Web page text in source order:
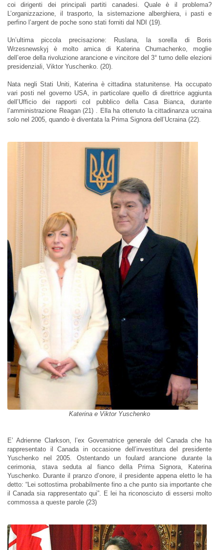
coi dirigenti dei principali partiti canadesi. Quale è il problema?
L’organizzazione, il trasporto, la sistemazione alberghiera, i pasti e
perfino l’argent de poche sono stati forniti dal NDI (19).
Un’ultima piccola precisazione: Ruslana, la sorella di Boris
Wrzesnewskyj è molto amica di Katerina Chumachenko, moglie
dell’eroe della rivoluzione arancione e vincitore del 3° turno delle elezioni
presidenziali, Viktor Yuschenko. (20).
Nata negli Stati Uniti, Katerina è cittadina statunitense. Ha occupato
vari posti nel governo USA, in particolare quello di direttrice aggiunta
dell’Ufficio dei rapporti col pubblico della Casa Bianca, durante
l’amministrazione Reagan (21) . Ella ha ottenuto la cittadinanza ucraina
solo nel 2005, quando è diventata la Prima Signora dell’Ucraina (22).
Katerina e Viktor Yuschenko
E’ Adrienne Clarkson, l’ex Governatrice generale del Canada che ha
rappresentato il Canada in occasione dell’investitura del presidente
Yuschenko nel 2005. Ostentando un foulard arancione durante la
cerimonia, stava seduta al fianco della Prima Signora, Katerina
Yuschenko. Durante il pranzo d’onore, il presidente appena eletto le ha
detto: “Lei sottostima probabilmente fino a che punto sia importante che
il Canada sia rappresentato qui”. E lei ha riconosciuto di essersi molto
commossa a queste parole (23)